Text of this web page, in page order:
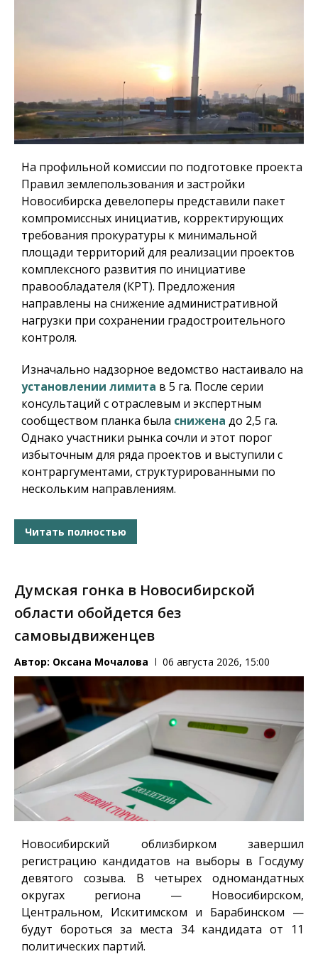
На профильной комиссии по подготовке проекта
Правил землепользования и застройки
Новосибирска девелоперы представили пакет
компромиссных инициатив, корректирующих
требования прокуратуры к минимальной
площади территорий для реализации проектов
комплексного развития по инициативе
правообладателя (КРТ). Предложения
направлены на снижение административной
нагрузки при сохранении градостроительного
контроля.
Изначально надзорное ведомство настаивало на
установлении лимита в 5 га. После серии
консультаций с отраслевым и экспертным
сообществом планка была снижена до 2,5 га.
Однако участники рынка сочли и этот порог
избыточным для ряда проектов и выступили с
контраргументами, структурированными по
нескольким направлениям.
Читать полностью
Думская гонка в Новосибирской
области обойдется без
самовыдвиженцев
Автор: Оксана Мочалова 06 августа 2026, 15:00
Новосибирский облизбирком завершил
регистрацию кандидатов на выборы в Госдуму
девятого созыва. В четырех одномандатных
округах региона — Новосибирском,
Центральном, Искитимском и Барабинском —
будут бороться за места 34 кандидата от 11
политических партий.